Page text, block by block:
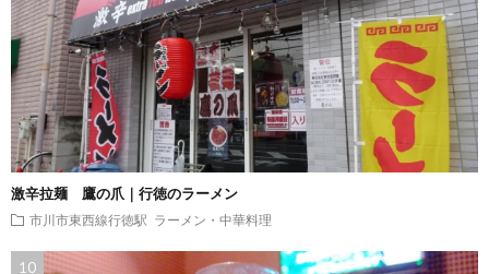
激辛拉麺 鷹の爪｜行徳のラーメン
市川市東西線行徳駅 ラーメン・中華料理